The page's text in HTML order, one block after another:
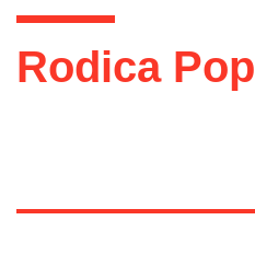
Eşti aici
Rodica Pop